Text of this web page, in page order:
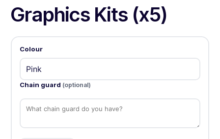
Graphics Kits (x5)
Colour
Chain guard (optional)